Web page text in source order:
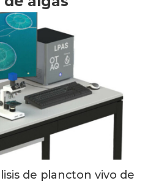
de plancton vivo de